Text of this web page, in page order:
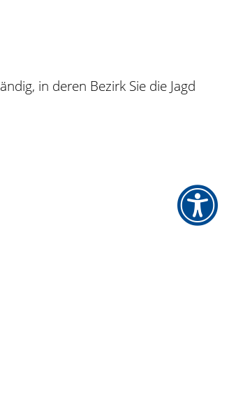
in deren Bezirk Sie die Jagd